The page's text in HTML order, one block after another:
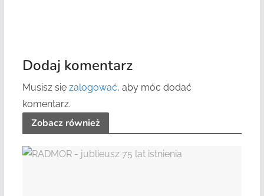
Dodaj komentarz
Musisz się zalogować, aby móc dodać
komentarz.
Zobacz również